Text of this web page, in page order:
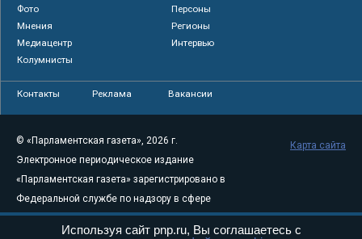
Фото
Персоны
Мнения
Регионы
Медиацентр
Интервью
Колумнисты
Контакты Реклама Вакансии
© «Парламентская газета», 2026 г.
Электронное периодическое издание
«Парламентская газета» зарегистрировано в
Федеральной службе по надзору в сфере
связи, информационных технологий и
Карта сайта
Используя сайт pnp.ru, Вы соглашаетесь с